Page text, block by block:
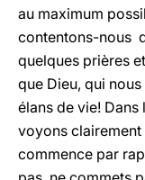
au maximum
contentons-nous
quelques prières
que Dieu, qui
élans de vie! Dans
voyons
commence par